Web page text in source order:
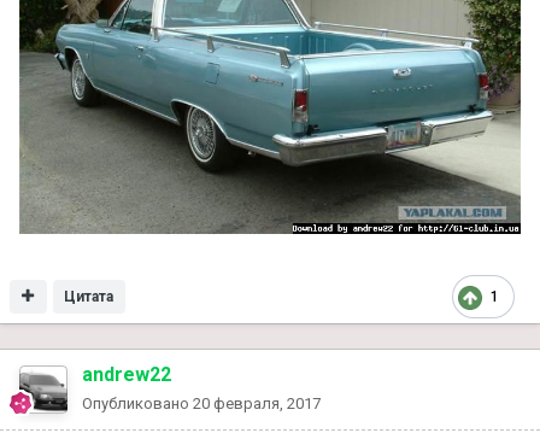
1
Цитата
andrew22
Опубликовано 20 февраля, 2017